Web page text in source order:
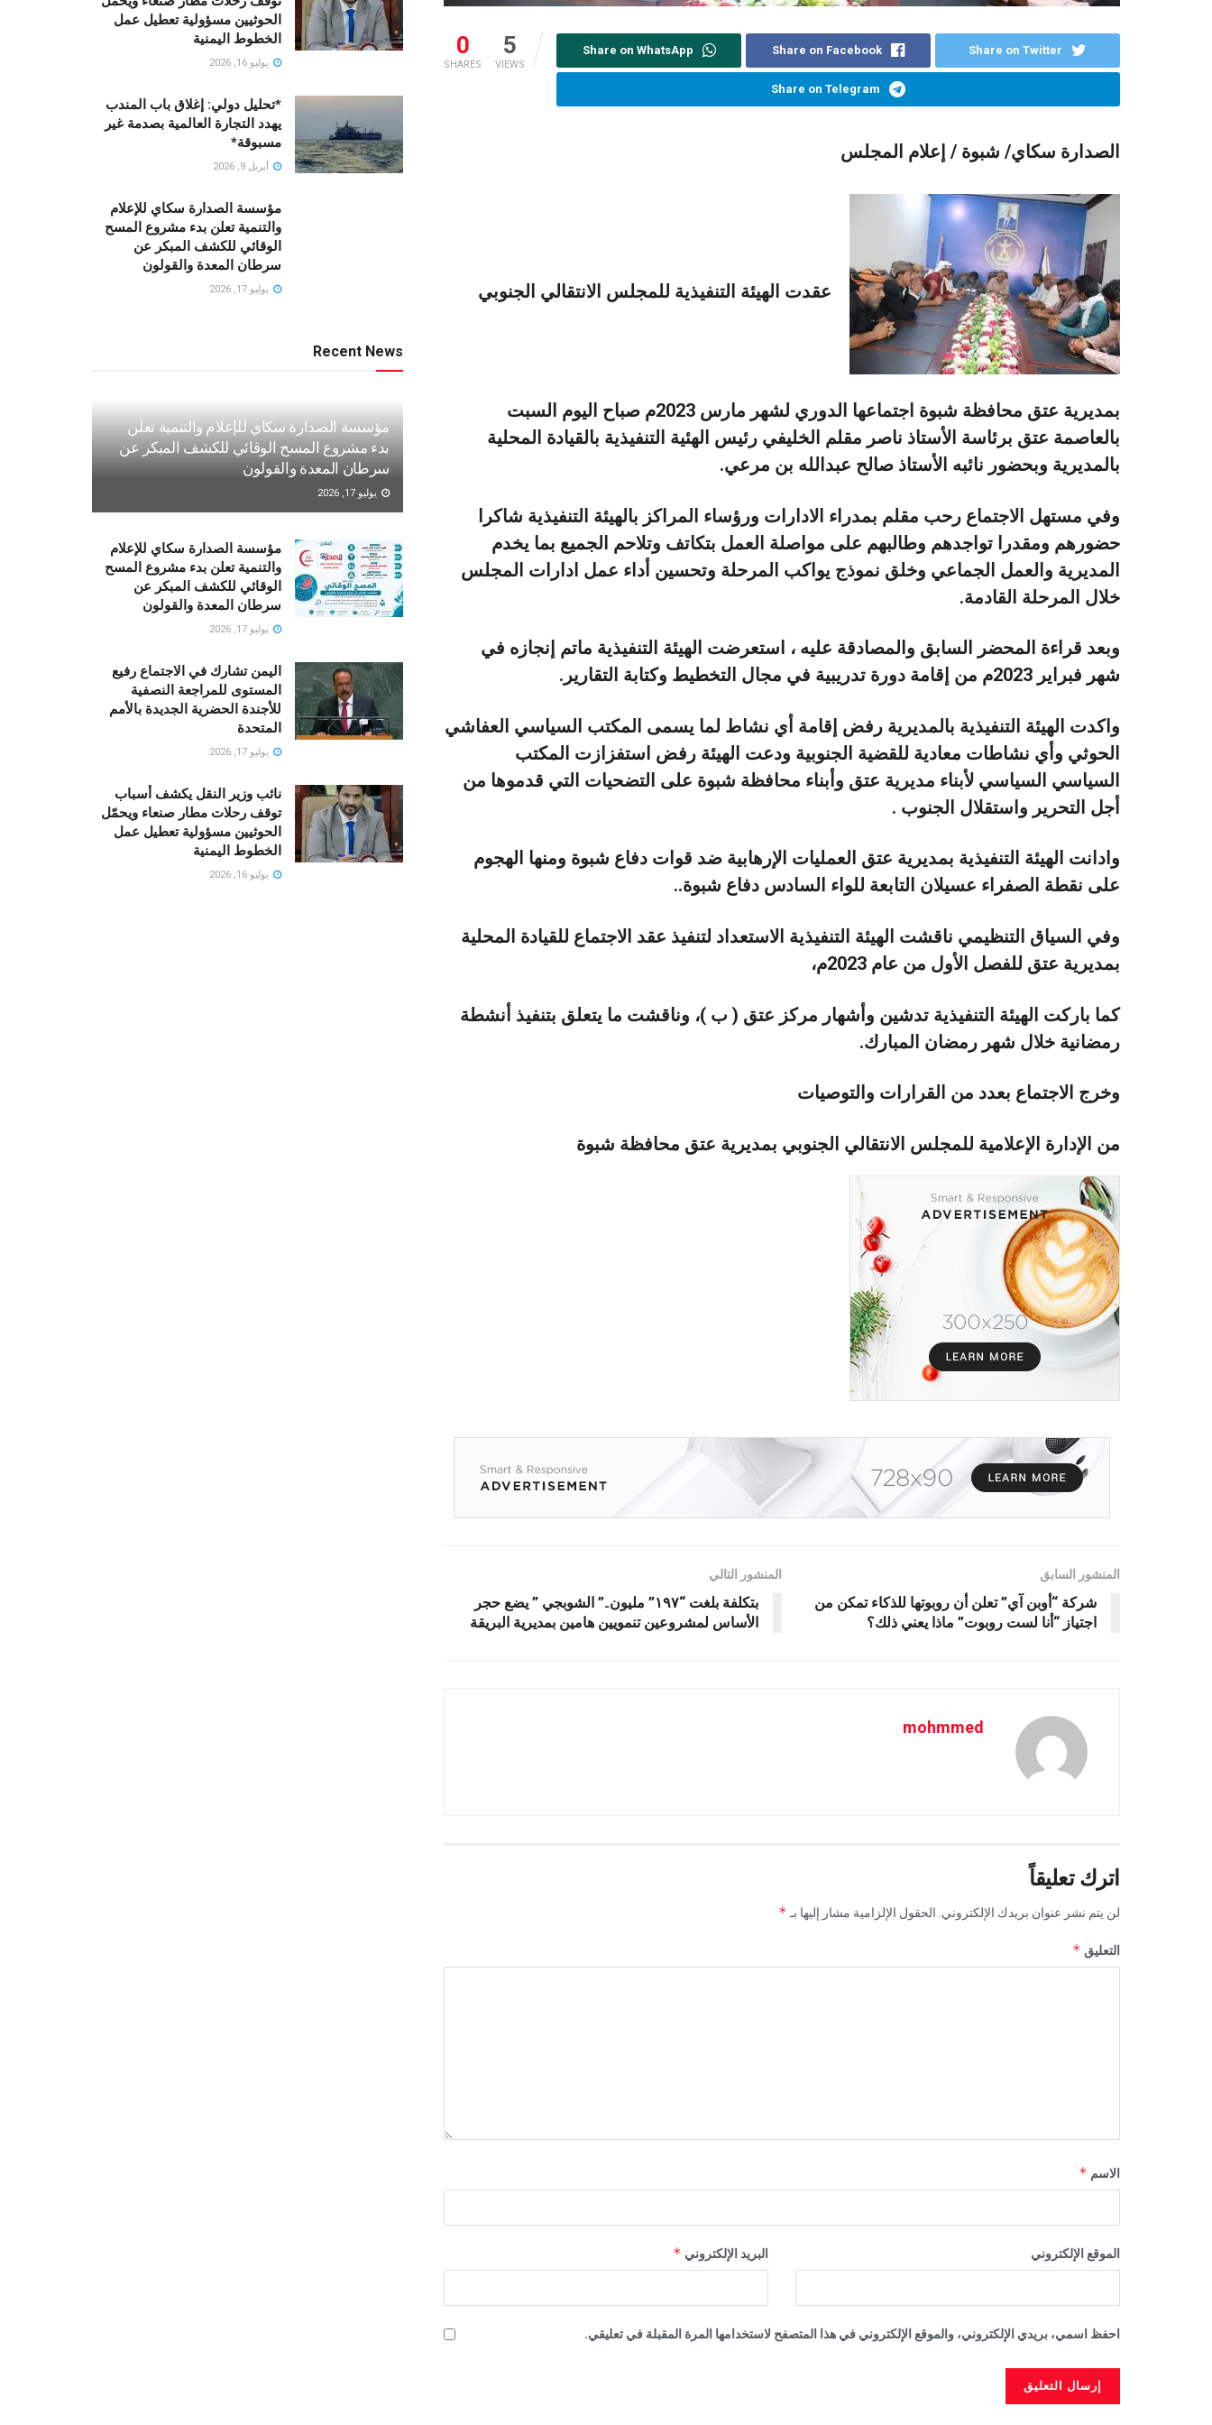
0
SHARES
5
VIEWS
Share on Twitter
Share on Facebook
Share on WhatsApp
Share on Telegram
الصدارة سكاي/ شبوة / إعلام المجلس
عقدت الهيئة التنفيذية للمجلس الانتقالي الجنوبي
بمديرية عتق محافظة شبوة اجتماعها الدوري لشهر مارس 2023م صباح اليوم السبت
بالعاصمة عتق برئاسة الأستاذ ناصر مقلم الخليفي رئيس الهئية التنفيذية بالقيادة المحلية
بالمديرية وبحضور نائبه الأستاذ صالح عبدالله بن مرعي.
وفي مستهل الاجتماع رحب مقلم بمدراء الادارات ورؤساء المراكز بالهيئة التنفيذية شاكرا
حضورهم ومقدرا تواجدهم وطالبهم على مواصلة العمل بتكاتف وتلاحم الجميع بما يخدم
المديرية والعمل الجماعي وخلق نموذج يواكب المرحلة وتحسين أداء عمل ادارات المجلس
خلال المرحلة القادمة.
وبعد قراءة المحضر السابق والمصادقة عليه ، استعرضت الهيئة التنفيذية ماتم إنجازه في
شهر فبراير 2023م من إقامة دورة تدريبية في مجال التخطيط وكتابة التقارير.
واكدت الهيئة التنفيذية بالمديرية رفض إقامة أي نشاط لما يسمى المكتب السياسي العفاشي
الحوثي وأي نشاطات معادية للقضية الجنوبية ودعت الهيئة رفض استفزازت المكتب
السياسي السياسي لأبناء مديرية عتق وأبناء محافظة شبوة على التضحيات التي قدموها من
أجل التحرير واستقلال الجنوب .
وادانت الهيئة التنفيذية بمديرية عتق العمليات الإرهابية ضد قوات دفاع شبوة ومنها الهجوم
على نقطة الصفراء عسيلان التابعة للواء السادس دفاع شبوة..
وفي السياق التنظيمي ناقشت الهيئة التنفيذية الاستعداد لتنفيذ عقد الاجتماع للقيادة المحلية
بمديرية عتق للفصل الأول من عام 2023م،
كما باركت الهيئة التنفيذية تدشين وأشهار مركز عتق ( ب )، وناقشت ما يتعلق بتنفيذ أنشطة
رمضانية خلال شهر رمضان المبارك.
وخرج الاجتماع بعدد من القرارات والتوصيات
من الإدارة الإعلامية للمجلس الانتقالي الجنوبي بمديرية عتق محافظة شبوة
المنشور السابق
شركة “أوبن آي” تعلن أن روبوتها للذكاء تمكن من
اجتياز “أنا لست روبوت” ماذا يعني ذلك؟
المنشور التالي
بتكلفة بلغت “١٩٧” مليون..” الشوبجي ” يضع حجر
الأساس لمشروعين تنمويين هامين بمديرية البريقة
mohmmed
اترك تعليقاً
لن يتم نشر عنوان بريدك الإلكتروني. الحقول الإلزامية مشار إليها بـ *
التعليق *
الاسم *
البريد الإلكتروني * الموقع الإلكتروني
احفظ اسمي، بريدي الإلكتروني، والموقع الإلكتروني في هذا المتصفح لاستخدامها المرة المقبلة في تعليقي.
الحوثيين مسؤولية تعطيل عمل
الخطوط اليمنية
يوليو 16, 2026
*تحليل دولي: إغلاق باب المندب
يهدد التجارة العالمية بصدمة غير
مسبوقة*
أبريل 9, 2026
مؤسسة الصدارة سكاي للإعلام
والتنمية تعلن بدء مشروع المسح
الوقائي للكشف المبكر عن
سرطان المعدة والقولون
يوليو 17, 2026
Recent News
مؤسسة الصدارة سكاي للإعلام والتنمية تعلن
بدء مشروع المسح الوقائي للكشف المبكر عن
سرطان المعدة والقولون
يوليو 17, 2026
مؤسسة الصدارة سكاي للإعلام
والتنمية تعلن بدء مشروع المسح
الوقائي للكشف المبكر عن
سرطان المعدة والقولون
يوليو 17, 2026
اليمن تشارك في الاجتماع رفيع
المستوى للمراجعة النصفية
للأجندة الحضرية الجديدة بالأمم
المتحدة
يوليو 17, 2026
نائب وزير النقل يكشف أسباب
توقف رحلات مطار صنعاء ويحمّل
الحوثيين مسؤولية تعطيل عمل
الخطوط اليمنية
يوليو 16, 2026